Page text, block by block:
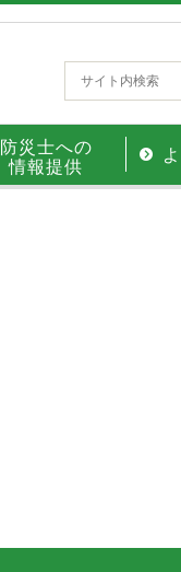
防災士への
情報提供